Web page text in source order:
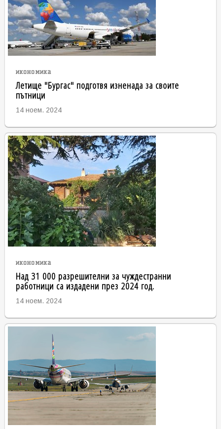
икономика
Летище "Бургас" подготвя изненада за своите
пътници
14 ноем. 2024
икономика
Над 31 000 разрешителни за чуждестранни
работници са издадени през 2024 год.
14 ноем. 2024